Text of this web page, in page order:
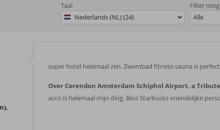
Taal
Nederlands (NL) (24)
Filter
Alle
,
super hotel helemaal zen. Zwembad fitness sauna is
Over Corendon Amsterdam Schiphol Airport, a
acco is helemaal mijn ding. Bios Starbucks vriendelijke